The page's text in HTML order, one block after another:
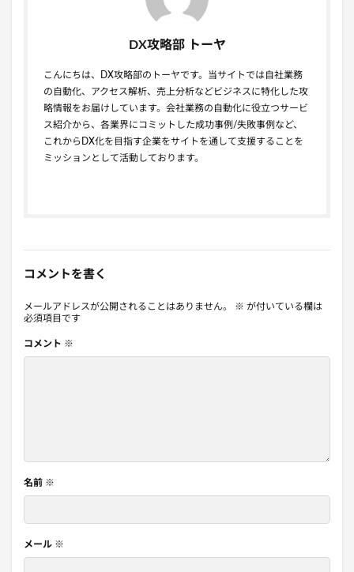
DX攻略部 トーヤ
こんにちは、DX攻略部のトーヤです。当サイトでは自社業務
の自動化、アクセス解析、売上分析などビジネスに特化した攻
略情報をお届けしています。会社業務の自動化に役立つサービ
ス紹介から、各業界にコミットした成功事例/失敗事例など、
これからDX化を目指す企業をサイトを通して支援することを
ミッションとして活動しております。
コメントを書く
メールアドレスが公開されることはありません。 ※ が付いている欄は
必須項目です
コメント ※
名前 ※
メール ※